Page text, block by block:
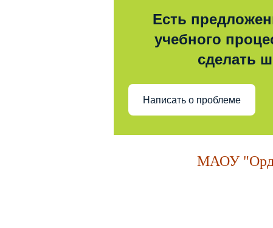
Есть
учебного
сделать
Написать о проблеме
МАОУ